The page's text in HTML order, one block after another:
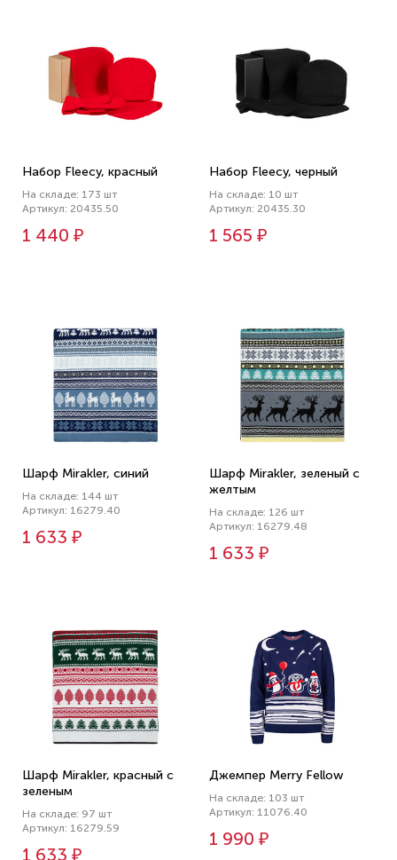
Набор Fleecy, красный
На складе: 173 шт
Артикул: 20435.50
1 440 ₽
Набор Fleecy, черный
На складе: 10 шт
Артикул: 20435.30
1 565 ₽
Шарф Mirakler, синий
На складе: 144 шт
Артикул: 16279.40
1 633 ₽
Шарф Mirakler, зеленый с
желтым
На складе: 126 шт
Артикул: 16279.48
1 633 ₽
Шарф Mirakler, красный с
зеленым
На складе: 97 шт
Артикул: 16279.59
1 633 ₽
Джемпер Merry Fellow
На складе: 103 шт
Артикул: 11076.40
1 990 ₽